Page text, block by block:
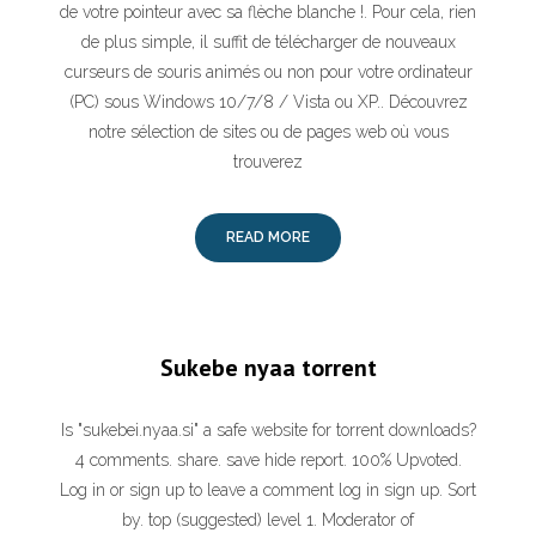
de votre pointeur avec sa flèche blanche !. Pour cela, rien
de plus simple, il suffit de télécharger de nouveaux
curseurs de souris animés ou non pour votre ordinateur
(PC) sous Windows 10/7/8 / Vista ou XP.. Découvrez
notre sélection de sites ou de pages web où vous
trouverez
READ MORE
Sukebe nyaa torrent
Is "sukebei.nyaa.si" a safe website for torrent downloads?
4 comments. share. save hide report. 100% Upvoted.
Log in or sign up to leave a comment log in sign up. Sort
by. top (suggested) level 1. Moderator of